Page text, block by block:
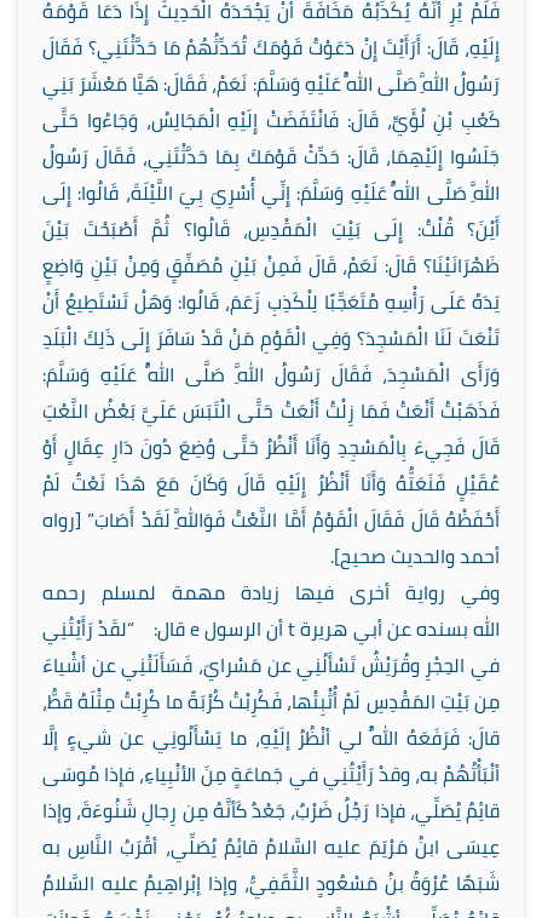
فَلَمْ يُرِ أَنَّهُ يُكَذِّبُهُ مَخَافَةَ أَنْ يَجْحَدَهُ الْحَدِيثَ إِذَا دَعَا قَوْمَهُ
إِلَيْهِ، قَالَ: أَرَأَيْتَ إِنْ دَعَوْتُ قَوْمَكَ تُحَدِّثُهُمْ مَا حَدَّثْتَنِي؟ فَقَالَ
رَسُولُ اللَّهِ صَلَّى اللَّهُ عَلَيْهِ وَسَلَّمَ: نَعَمْ، فَقَالَ: هَيَّا مَعْشَرَ بَنِي
كَعْبِ بْنِ لُؤَيٍّ، قَالَ: فَانْتَفَضَتْ إِلَيْهِ الْمَجَالِسُ، وَجَاءُوا حَتَّى
جَلَسُوا إِلَيْهِمَا، قَالَ: حَدِّثْ قَوْمَكَ بِمَا حَدَّثْتَنِي، فَقَالَ رَسُولُ
اللَّهِ صَلَّى اللَّهُ عَلَيْهِ وَسَلَّمَ: إِنِّي أُسْرِيَ بِيَ اللَّيْلَةَ، قَالُوا: إِلَى
أَيْنَ؟ قُلْتُ: إِلَى بَيْتِ الْمَقْدِسِ، قَالُوا؟ ثُمَّ أَصْبَحْتَ بَيْنَ
ظَهْرَانَيْنَا؟ قَالَ: نَعَمْ، قَالَ فَمِنْ بَيْنِ مُصَفِّقٍ وَمِنْ بَيْنِ وَاضِعٍ
يَدَهُ عَلَى رَأْسِهِ مُتَعَجِّبًا لِلْكَذِبِ زَعَمَ، قَالُوا: وَهَلْ تَسْتَطِيعُ أَنْ
تَنْعَتَ لَنَا الْمَسْجِدَ؟ وَفِي الْقَوْمِ مَنْ قَدْ سَافَرَ إِلَى ذَلِكَ الْبَلَدِ
وَرَأَى الْمَسْجِدَ، فَقَالَ رَسُولُ اللَّهِ صَلَّى اللَّهُ عَلَيْهِ وَسَلَّمَ:
فَذَهَبْتُ أَنْعَتُ فَمَا زِلْتُ أَنْعَتُ حَتَّى الْتَبَسَ عَلَيَّ بَعْضُ النَّعْتِ
قَالَ فَجِيءَ بِالْمَسْجِدِ وَأَنَا أَنْظُرُ حَتَّى وُضِعَ دُونَ دَارِ عِقَالٍ أَوْ
عُقَيْلٍ فَنَعَتُّهُ وَأَنَا أَنْظُرُ إِلَيْهِ قَالَ وَكَانَ مَعَ هَذَا نَعْتٌ لَمْ
أَحْفَظْهُ قَالَ فَقَالَ الْقَوْمُ أَمَّا النَّعْتُ فَوَاللَّهِ لَقَدْ أَصَابَ” [رواه
أحمد والحديث صحيح].
وفي رواية أخرى فيها زيادة مهمة لمسلم رحمه
اللهبسنده عن أبي هريرةtأن الرسولeقال: “لقَدْ رَأَيْتُنِي
في الحِجْرِ وقُرَيْشٌ تَسْأَلُنِي عن مَسْرايَ، فَسَأَلَتْنِي عن أشْياءَ
مِن بَيْتِ المَقْدِسِ لَمْ أُثْبِتْها، فَكُرِبْتُ كُرْبَةً ما كُرِبْتُ مِثْلَهُ قَطُّ،
قالَ: فَرَفَعَهُ اللَّهُ لي أنْظُرُ إلَيْهِ، ما يَسْأَلُونِي عن شيءٍ إلَّا
أنْبَأْتُهُمْ به، وقدْ رَأَيْتُنِي في جَماعَةٍ مِنَ الأنْبِياءِ، فإذا مُوسَى
قائِمٌ يُصَلِّي، فإذا رَجُلٌ ضَرْبٌ، جَعْدٌ كَأنَّهُ مِن رِجالِ شَنُوءَةَ، وإذا
عِيسَى ابنُ مَرْيَمَ عليه السَّلامُ قائِمٌ يُصَلِّي، أقْرَبُ النَّاسِ به
شَبَهًا عُرْوَةُ بنُ مَسْعُودٍ الثَّقَفِيُّ، وإذا إبْراهِيمُ عليه السَّلامُ